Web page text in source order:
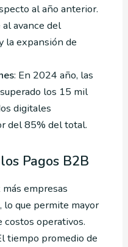
al año anterior.
avance del
la expansión de
: En 2024 año, las
los 15 mil
digitales
del 85% del total.
Pagos B2B
más empresas
lo que permite mayor
costos operativos.
tiempo promedio de